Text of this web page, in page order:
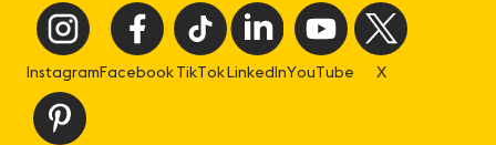
InstagramFacebookTikTokLinkedInYouTube X